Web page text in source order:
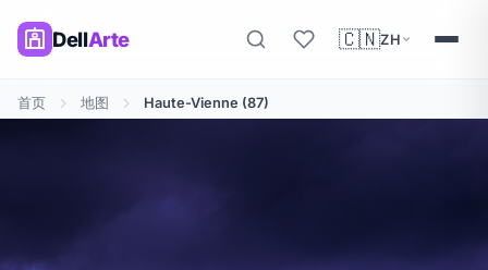
DellArte 🇨🇳ZH
首页 地图 Haute-Vienne (87)